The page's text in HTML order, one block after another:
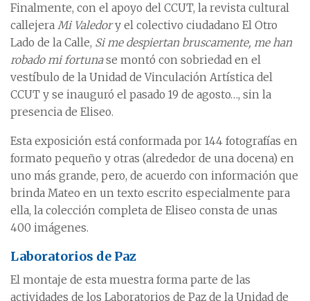
Finalmente, con el apoyo del CCUT, la revista cultural
callejera Mi Valedory el colectivo ciudadano El Otro
Lado de la Calle, Si me despiertan bruscamente, me han
robado mi fortunase montó con sobriedad en el
vestíbulo de la Unidad de Vinculación Artística del
CCUT y se inauguró el pasado 19 de agosto…, sin la
presencia de Eliseo.
Esta exposición está conformada por 144 fotografías en
formato pequeño y otras (alrededor de una docena) en
uno más grande, pero, de acuerdo con información que
brinda Mateo en un texto escrito especialmente para
ella, la colección completa de Eliseo consta de unas
400 imágenes.
Laboratorios de Paz
El montaje de esta muestra forma parte de las
actividades de los Laboratorios de Paz de la Unidad de